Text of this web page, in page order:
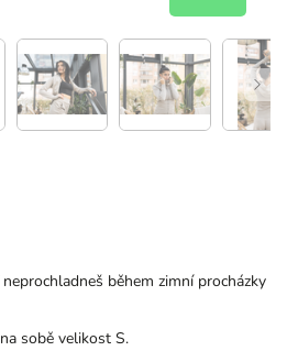
během zimní procházky
sobě velikost S.